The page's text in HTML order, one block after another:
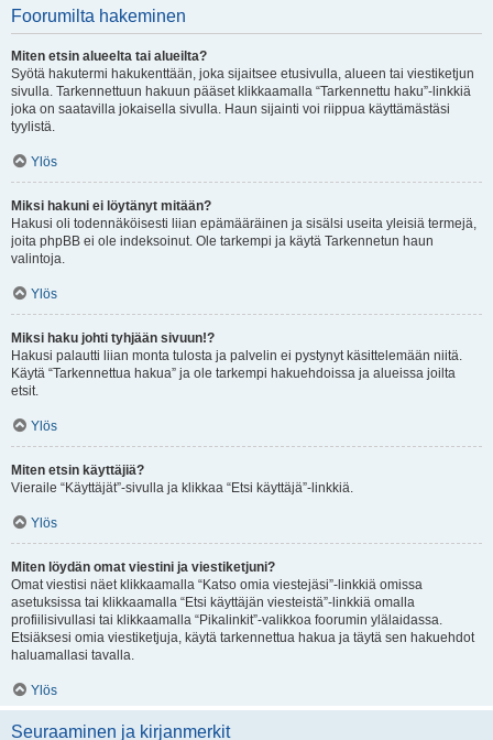
Foorumilta hakeminen
Miten etsin alueelta tai alueilta?
Syötä hakutermi hakukenttään, joka sijaitsee etusivulla, alueen tai viestiketjun
sivulla. Tarkennettuun hakuun pääset klikkaamalla “Tarkennettu haku”-linkkiä
joka on saatavilla jokaisella sivulla. Haun sijainti voi riippua käyttämästäsi
tyylistä.
Ylös
Miksi hakuni ei löytänyt mitään?
Hakusi oli todennäköisesti liian epämääräinen ja sisälsi useita yleisiä termejä,
joita phpBB ei ole indeksoinut. Ole tarkempi ja käytä Tarkennetun haun
valintoja.
Ylös
Miksi haku johti tyhjään sivuun!?
Hakusi palautti liian monta tulosta ja palvelin ei pystynyt käsittelemään niitä.
Käytä “Tarkennettua hakua” ja ole tarkempi hakuehdoissa ja alueissa joilta
etsit.
Ylös
Miten etsin käyttäjiä?
Vieraile “Käyttäjät”-sivulla ja klikkaa “Etsi käyttäjä”-linkkiä.
Ylös
Miten löydän omat viestini ja viestiketjuni?
Omat viestisi näet klikkaamalla “Katso omia viestejäsi”-linkkiä omissa
asetuksissa tai klikkaamalla “Etsi käyttäjän viesteistä”-linkkiä omalla
profiilisivullasi tai klikkaamalla “Pikalinkit”-valikkoa foorumin ylälaidassa.
Etsiäksesi omia viestiketjuja, käytä tarkennettua hakua ja täytä sen hakuehdot
haluamallasi tavalla.
Ylös
Seuraaminen ja kirjanmerkit